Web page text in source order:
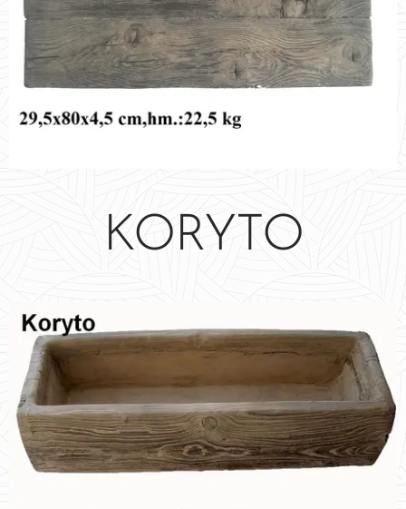
KORYTO